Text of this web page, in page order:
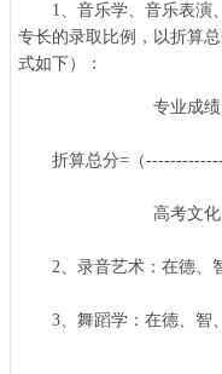
1、音乐学、音乐表演、
专长的录取比例，以折算
式如下）：
专业成绩
折算总分=（-------------
高考文化成
2、录音艺术：在德、智
3、舞蹈学：在德、智、